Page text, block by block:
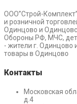
ООО”Строй-
и розничной
Одинцово и
Обороны РФ, МЧС,
- жители г. Одинцово
товары в Одинцово
Контакты
Московская
д.4